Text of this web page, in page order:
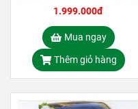
1.999.000đ
Mua ngay
Thêm giỏ hàng